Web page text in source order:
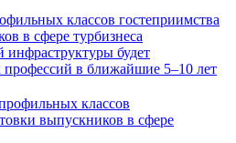
классов гостеприимства
в сфере турбизнеса
инфраструктуры будет
профессий в ближайшие 5–10 лет